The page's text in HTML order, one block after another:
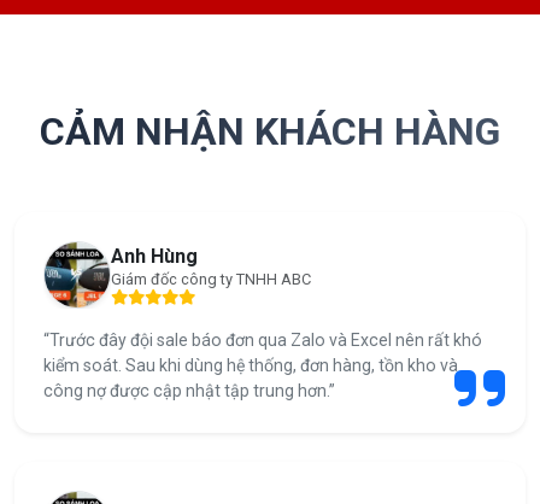
CẢM NHẬN KHÁCH HÀNG
Anh Hùng
Giám đốc công ty TNHH ABC
“Trước đây đội sale báo đơn qua Zalo và Excel nên rất khó
kiểm soát. Sau khi dùng hệ thống, đơn hàng, tồn kho và
công nợ được cập nhật tập trung hơn.”